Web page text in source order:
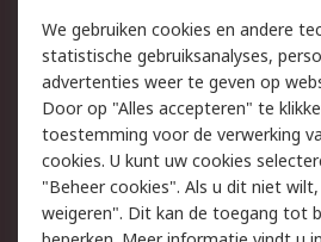
Track & Trace
Wettelijk
Cookiebeleid
Privacybeleid -
Bijgewerkt
Algemene
We gebruiken cookies en andere
statistische gebruiksanalyses,
advertenties weer te geven op
Door op "Alles accepteren" te
toestemming voor de verwerking
cookies. U kunt uw cookies
"Beheer cookies". Als u dit niet
weigeren". Dit kan de toegang tot